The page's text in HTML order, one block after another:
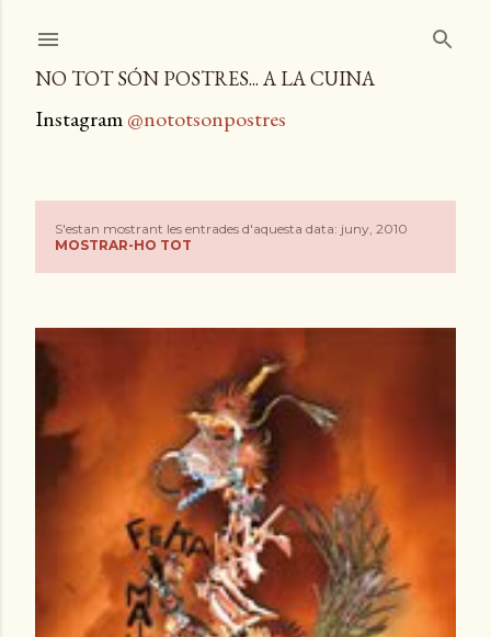
NO TOT SÓN POSTRES... A LA CUINA
Instagram@nototsonpostres
t
a
e
S'estan mostrant les entrades d'aquesta data: juny, 2010
MOSTRAR-HO TOT